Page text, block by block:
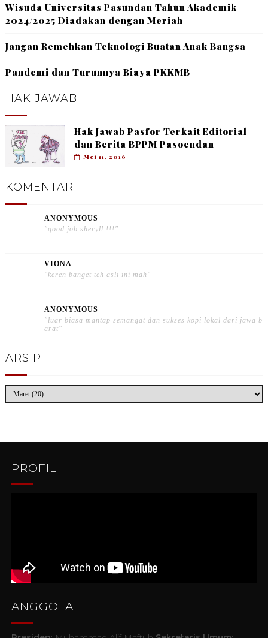
Wisuda Universitas Pasundan Tahun Akademik
2024/2025 Diadakan dengan Meriah
Jangan Remehkan Teknologi Buatan Anak Bangsa
Pandemi dan Turunnya Biaya PKKMB
HAK JAWAB
Hak Jawab Pasfor Terkait Editorial
dan Berita BPPM Pasoendan
Mei 11, 2016
KOMENTAR
ANONYMOUS
"good job sheryll !!!"
VIONA
"keren banget teh asli ini mah"
ANONYMOUS
"luar biasa mantap semangat dan sukses kopi lokal dari jawa b
arat"
ARSIP
PROFIL
ANGGOTA